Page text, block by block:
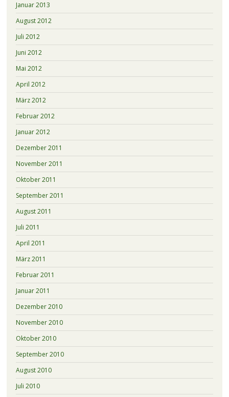
Januar 2013
August 2012
Juli 2012
Juni 2012
Mai 2012
April 2012
März 2012
Februar 2012
Januar 2012
Dezember 2011
November 2011
Oktober 2011
September 2011
August 2011
Juli 2011
April 2011
März 2011
Februar 2011
Januar 2011
Dezember 2010
November 2010
Oktober 2010
September 2010
August 2010
Juli 2010